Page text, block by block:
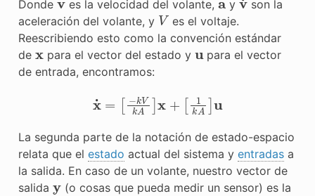
Donde es la velocidad del volante, y
son la
aceleración del volante, y V es el voltaje.
Reescribiendo esto como la convención estándar
de xpara el vector del estado y upara el vector
de entrada, encontramos:
x − kVkA + [1 k A]
La segunda parte de la notación de estado-espacio
relata que el estado actual del sistema y entradasa
la salida. En caso de un volante, nuestro vector de
salida y(o cosas que pueda medir un sensor) es la